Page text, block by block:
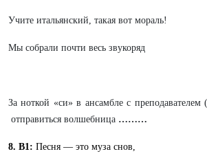
Учите итальянский, такая вот мораль!
Мы собрали почти весь звукоряд
За ноткой «си» в ансамбле с
отправиться волшебница ………
8. В1: Песня — это муза снов,